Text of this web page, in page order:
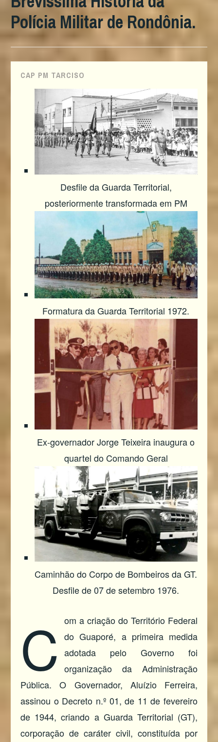
Polícia Militar de Rondônia.
CAP PM TARCISO
Desfile da Guarda Territorial,
posteriormente transformada em PM
Formatura da Guarda Territorial 1972.
Ex-governador Jorge Teixeira inaugura o
quartel do Comando Geral
Caminhão do Corpo de Bombeiros da GT.
Desfile de 07 de setembro 1976.
C om a criação do Território Federal
do Guaporé, a primeira medida
adotada pelo Governo foi
organização da Administração
Pública. O Governador, Aluízio Ferreira,
assinou o Decreto n.º 01, de 11 de fevereiro
de 1944, criando a Guarda Territorial (GT),
corporação de caráter civil, constituída por